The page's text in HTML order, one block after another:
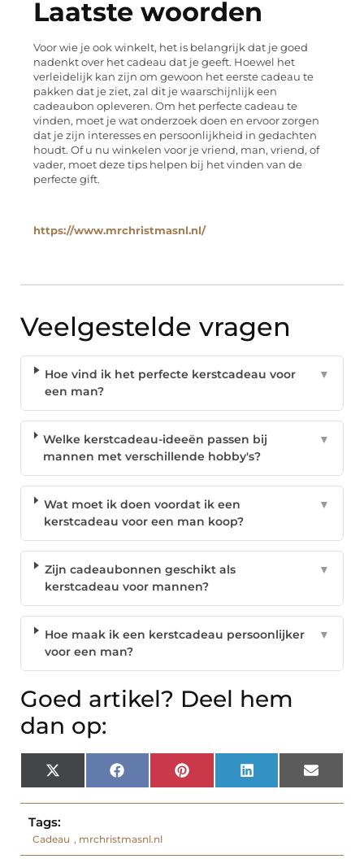
Laatste woorden
Voor wie je ook winkelt, het is belangrijk dat je goed
nadenkt over het cadeau dat je geeft. Hoewel het
verleidelijk kan zijn om gewoon het eerste cadeau te
pakken dat je ziet, zal dit je waarschijnlijk een
cadeaubon opleveren. Om het perfecte cadeau te
vinden, moet je wat onderzoek doen en ervoor zorgen
dat je zijn interesses en persoonlijkheid in gedachten
houdt. Of u nu winkelen voor je vriend, man, vriend, of
vader, moet deze tips helpen bij het vinden van de
perfecte gift.
https://www.mrchristmasnl.nl/
Veelgestelde vragen
Hoe vind ik het perfecte kerstcadeau voor
een man?
▼
Welke kerstcadeau-ideeën passen bij
mannen met verschillende hobby's?
▼
Wat moet ik doen voordat ik een
kerstcadeau voor een man koop?
▼
Zijn cadeaubonnen geschikt als
kerstcadeau voor mannen?
▼
Hoe maak ik een kerstcadeau persoonlijker
voor een man?
▼
Goed artikel? Deel hem
dan op:
X
(Twitter)
Facebook Pinterest LinkedIn Email
Tags:
Cadeau , mrchristmasnl.nl